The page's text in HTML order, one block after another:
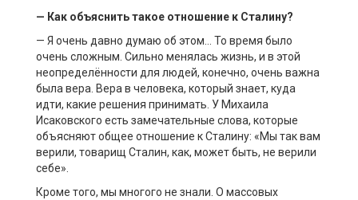
— Как объяснить такое отношение к Сталину?
— Я очень давно думаю об этом… То время было
очень сложным. Сильно менялась жизнь, и в этой
неопределённости для людей, конечно, очень важна
была вера. Вера в человека, который знает, куда
идти, какие решения принимать. У Михаила
Исаковского есть замечательные слова, которые
объясняют общее отношение к Сталину: «Мы так вам
верили, товарищ Сталин, как, может быть, не верили
себе».
Кроме того, мы многого не знали. О массовых